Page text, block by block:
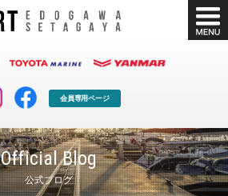
会員専用ページ
Official Blog
公式ブログ